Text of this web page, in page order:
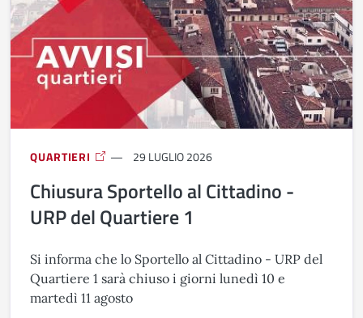
QUARTIERI 29 LUGLIO 2026
Chiusura Sportello al Cittadino -
URP del Quartiere 1
Si informa che lo Sportello al Cittadino - URP del
Quartiere 1 sarà chiuso i giorni lunedì 10 e
martedì 11 agosto